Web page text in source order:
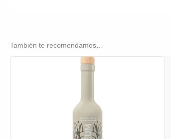
También te recomendamos…